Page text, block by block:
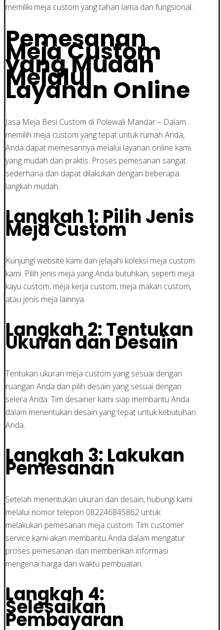
memiliki meja custom yang tahan lama dan fungsional.
Pemesanan
Meja Custom
yang Mudah
Melalui
Layanan Online
Jasa Meja Besi Custom di Polewali Mandar – Dalam
memilih meja custom yang tepat untuk rumah Anda,
Anda dapat memesannya melalui layanan online kami
yang mudah dan praktis. Proses pemesanan sangat
sederhana dan dapat dilakukan dengan beberapa
langkah mudah.
Langkah 1: Pilih Jenis
Meja Custom
Kunjungi website kami dan jelajahi koleksi meja custom
kami. Pilih jenis meja yang Anda butuhkan, seperti meja
kayu custom, meja kerja custom, meja makan custom,
atau jenis meja lainnya.
Langkah 2: Tentukan
Ukuran dan Desain
Tentukan ukuran meja custom yang sesuai dengan
ruangan Anda dan pilih desain yang sesuai dengan
selera Anda. Tim desainer kami siap membantu Anda
dalam menentukan desain yang tepat untuk kebutuhan
Anda.
Langkah 3: Lakukan
Pemesanan
Setelah menentukan ukuran dan desain, hubungi kami
melalui nomor telepon 082246845862 untuk
melakukan pemesanan meja custom. Tim customer
service kami akan membantu Anda dalam mengatur
proses pemesanan dan memberikan informasi
mengenai harga dan waktu pembuatan.
Langkah 4:
Selesaikan
Pembayaran